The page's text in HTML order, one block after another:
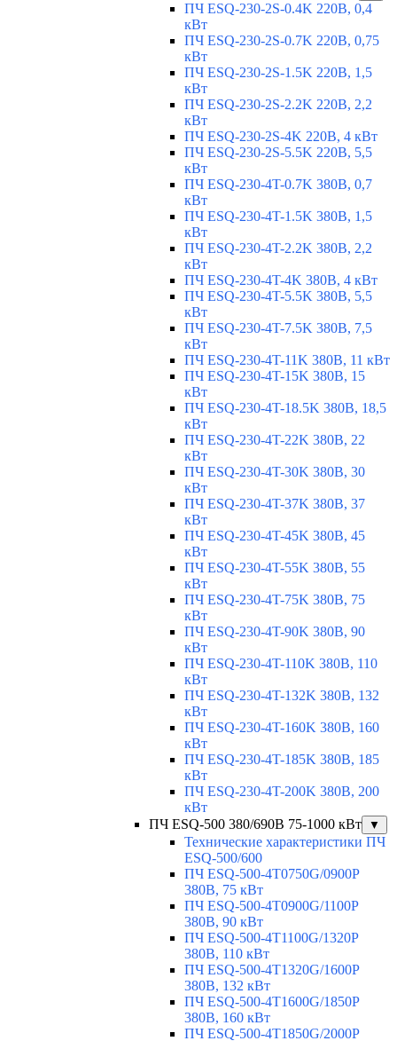
ПЧ ESQ-230-2S-0.4K 220В, 0,4
кВт
ПЧ ESQ-230-2S-0.7K 220В, 0,75
кВт
ПЧ ESQ-230-2S-1.5K 220В, 1,5
кВт
ПЧ ESQ-230-2S-2.2K 220В, 2,2
кВт
ПЧ ESQ-230-2S-4K 220В, 4 кВт
ПЧ ESQ-230-2S-5.5K 220В, 5,5
кВт
ПЧ ESQ-230-4T-0.7K 380В, 0,7
кВт
ПЧ ESQ-230-4T-1.5K 380В, 1,5
кВт
ПЧ ESQ-230-4T-2.2K 380В, 2,2
кВт
ПЧ ESQ-230-4T-4K 380В, 4 кВт
ПЧ ESQ-230-4T-5.5K 380В, 5,5
кВт
ПЧ ESQ-230-4T-7.5K 380В, 7,5
кВт
ПЧ ESQ-230-4T-11K 380В, 11 кВт
ПЧ ESQ-230-4T-15K 380В, 15
кВт
ПЧ ESQ-230-4T-18.5K 380В, 18,5
кВт
ПЧ ESQ-230-4T-22K 380В, 22
кВт
ПЧ ESQ-230-4T-30K 380В, 30
кВт
ПЧ ESQ-230-4T-37K 380В, 37
кВт
ПЧ ESQ-230-4T-45K 380В, 45
кВт
ПЧ ESQ-230-4T-55K 380В, 55
кВт
ПЧ ESQ-230-4T-75K 380В, 75
кВт
ПЧ ESQ-230-4T-90K 380В, 90
кВт
ПЧ ESQ-230-4T-110K 380В, 110
кВт
ПЧ ESQ-230-4T-132K 380В, 132
кВт
ПЧ ESQ-230-4T-160K 380В, 160
кВт
ПЧ ESQ-230-4T-185K 380В, 185
кВт
ПЧ ESQ-230-4T-200K 380В, 200
кВт
ПЧ ESQ-500 380/690В 75-1000 кВт
▼
Технические характеристики ПЧ
ESQ-500/600
ПЧ ESQ-500-4T0750G/0900P
380В, 75 кВт
ПЧ ESQ-500-4T0900G/1100P
380В, 90 кВт
ПЧ ESQ-500-4T1100G/1320P
380В, 110 кВт
ПЧ ESQ-500-4T1320G/1600P
380В, 132 кВт
ПЧ ESQ-500-4T1600G/1850P
380В, 160 кВт
ПЧ ESQ-500-4T1850G/2000P